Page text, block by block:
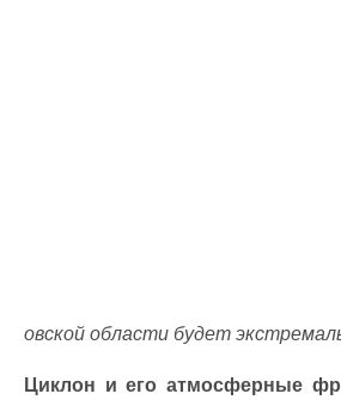
овской области будет
Циклон и его атмосферные